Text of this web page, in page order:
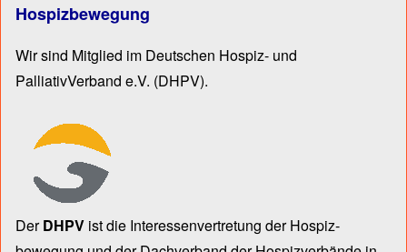
Hospizbewegung
Wir sind Mitglied im Deutschen Hospiz- und
PalliativVerband e.V. (DHPV).
DerDHPV ist die Inter­essen­ver­tre­tung der Hospiz­